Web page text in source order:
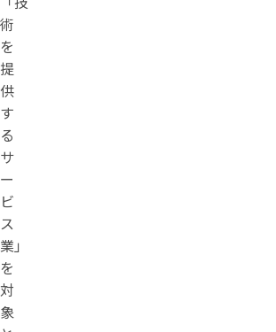
術
を
提
供
す
る
サ
ー
ビ
ス
業」
を
対
象